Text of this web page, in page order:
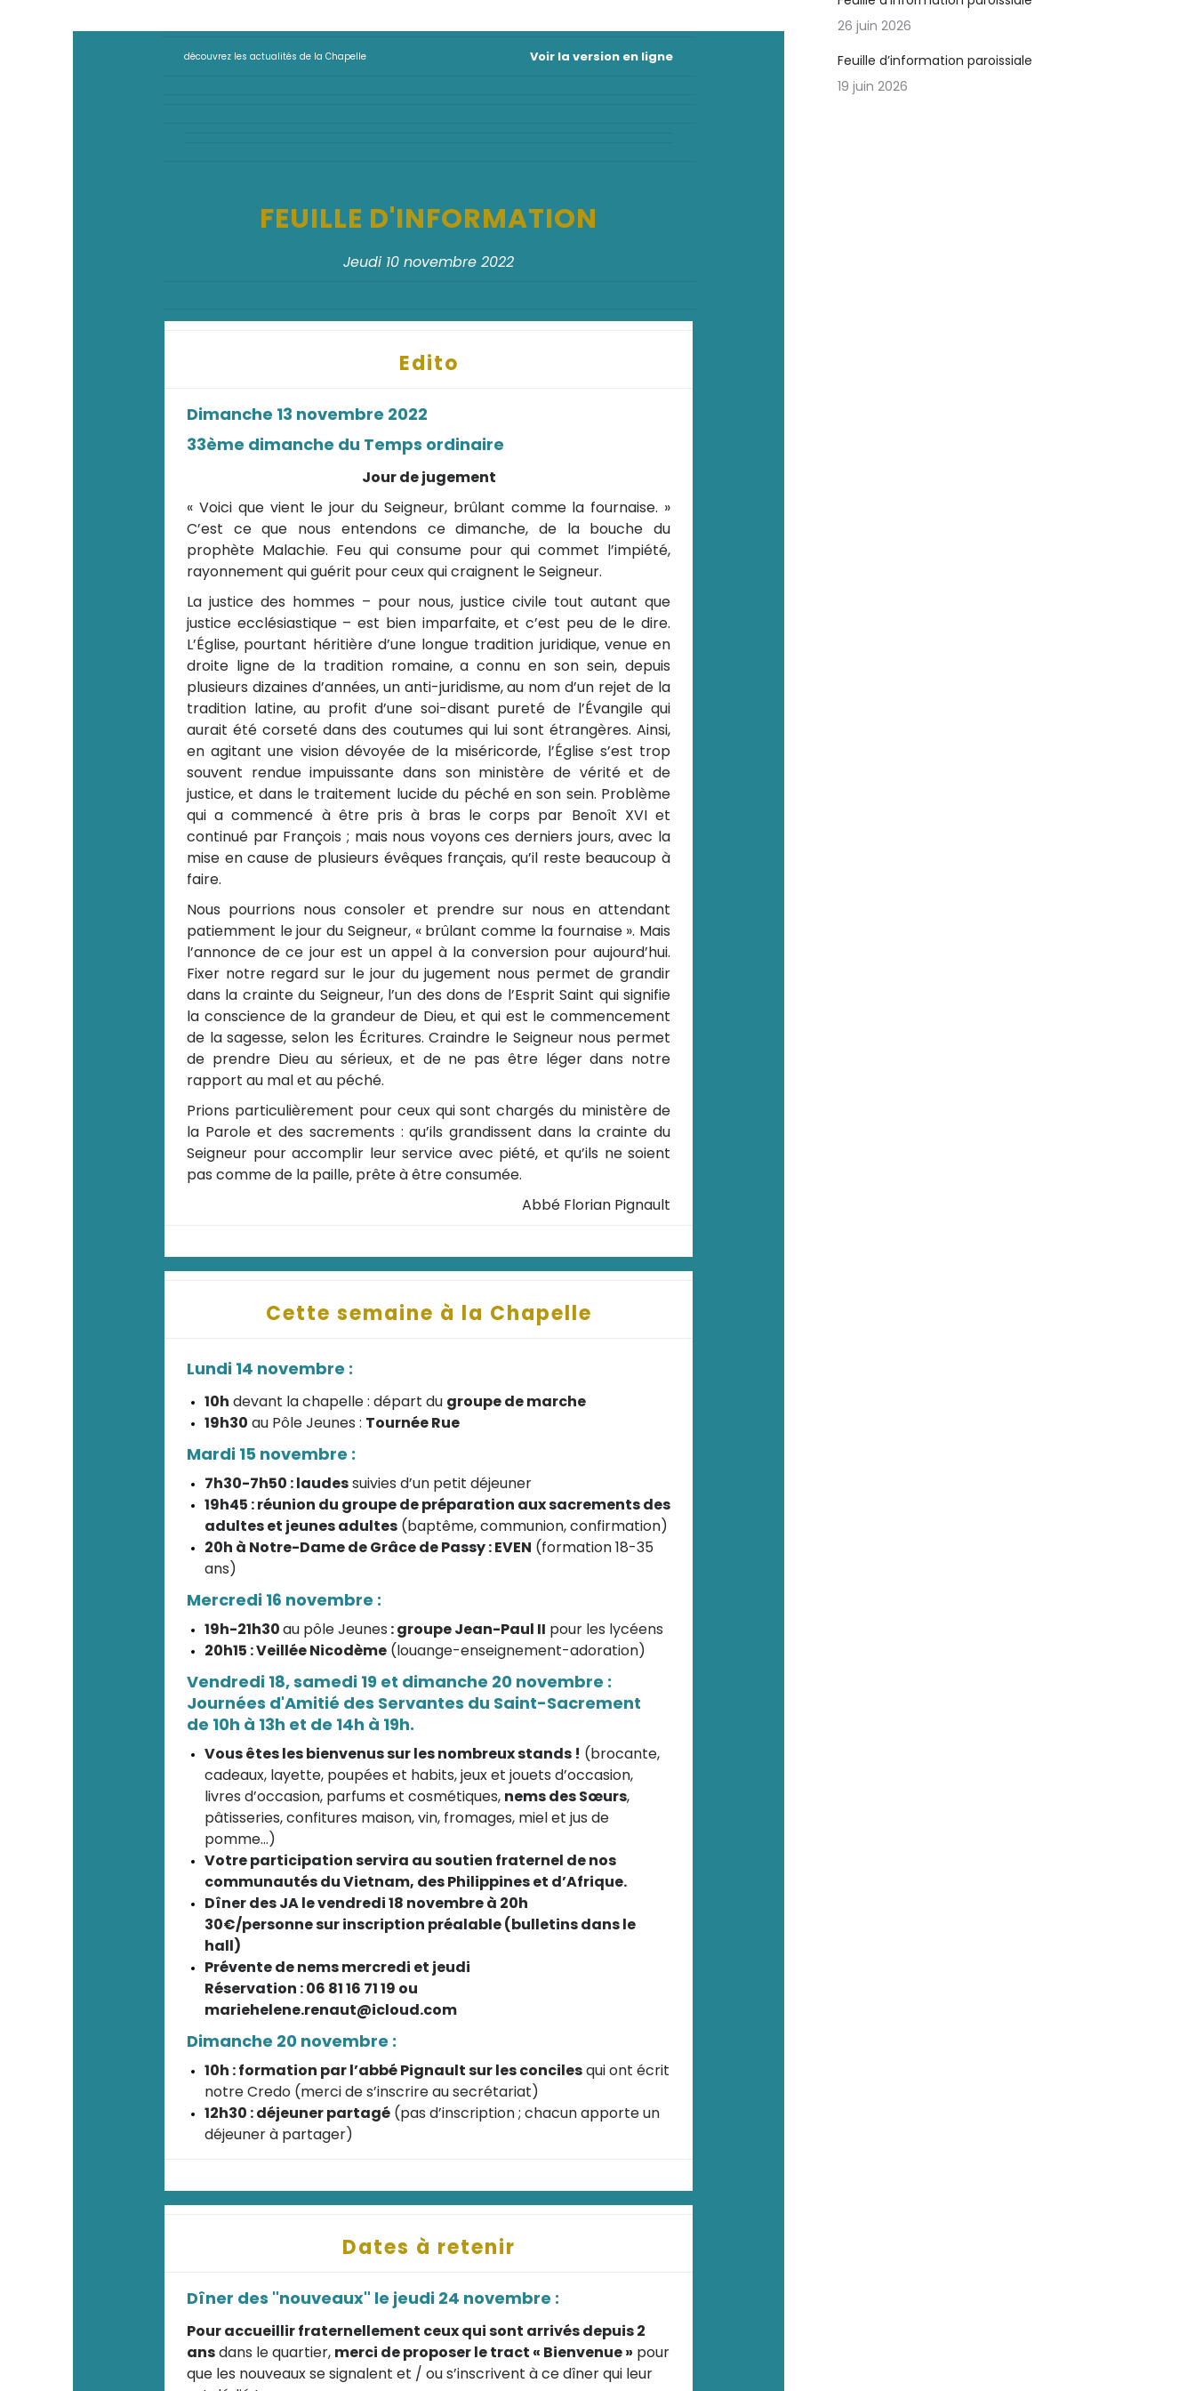
découvrez les actualités de la Chapelle Voir la version en ligne
FEUILLE D'INFORMATION
Jeudi 10 novembre 2022
Edito
Dimanche 13 novembre 2022
33ème dimanche du Temps ordinaire
Jour de jugement
« Voici que vient le jour du Seigneur, brûlant comme la fournaise. »
C’est ce que nous entendons ce dimanche, de la bouche du
prophète Malachie. Feu qui consume pour qui commet l’impiété,
rayonnement qui guérit pour ceux qui craignent le Seigneur.
La justice des hommes – pour nous, justice civile tout autant que
justice ecclésiastique – est bien imparfaite, et c’est peu de le dire.
L’Église, pourtant héritière d’une longue tradition juridique, venue en
droite ligne de la tradition romaine, a connu en son sein, depuis
plusieurs dizaines d’années, un anti-juridisme, au nom d’un rejet de la
tradition latine, au profit d’une soi-disant pureté de l’Évangile qui
aurait été corseté dans des coutumes qui lui sont étrangères. Ainsi,
en agitant une vision dévoyée de la miséricorde, l’Église s’est trop
souvent rendue impuissante dans son ministère de vérité et de
justice, et dans le traitement lucide du péché en son sein. Problème
qui a commencé à être pris à bras le corps par Benoît XVI et
continué par François ; mais nous voyons ces derniers jours, avec la
mise en cause de plusieurs évêques français, qu’il reste beaucoup à
faire.
Nous pourrions nous consoler et prendre sur nous en attendant
patiemment le jour du Seigneur, « brûlant comme la fournaise ». Mais
l’annonce de ce jour est un appel à la conversion pour aujourd’hui.
Fixer notre regard sur le jour du jugement nous permet de grandir
dans la crainte du Seigneur, l’un des dons de l’Esprit Saint qui signifie
la conscience de la grandeur de Dieu, et qui est le commencement
de la sagesse, selon les Écritures. Craindre le Seigneur nous permet
de prendre Dieu au sérieux, et de ne pas être léger dans notre
rapport au mal et au péché.
Prions particulièrement pour ceux qui sont chargés du ministère de
la Parole et des sacrements : qu’ils grandissent dans la crainte du
Seigneur pour accomplir leur service avec piété, et qu’ils ne soient
pas comme de la paille, prête à être consumée.
Abbé Florian Pignault
Cette semaine à la Chapelle
Lundi 14 novembre :
10h devant la chapelle : départ du groupe de marche
19h30 au Pôle Jeunes : Tournée Rue
Mardi 15 novembre :
7h30-7h50 : laudessuivies d’un petit déjeuner
19h45 : réunion du groupe de préparation aux sacrements des
adultes et jeunes adultes (baptême, communion, confirmation)
20h à Notre-Dame de Grâce de Passy : EVEN (formation 18-35
ans)
Mercredi 16 novembre :
19h-21h30au pôle Jeunes : groupe Jean-Paul II pour les lycéens
20h15 : Veillée Nicodème (louange-enseignement-adoration)
Vendredi 18, samedi 19 et dimanche 20 novembre :
Journées d'Amitié des Servantes du Saint-Sacrement
de 10h à 13h et de 14h à 19h.
Vous êtes les bienvenus sur les nombreux stands ! (brocante,
cadeaux, layette, poupées et habits, jeux et jouets d’occasion,
livres d’occasion, parfums et cosmétiques, nems des Sœurs,
pâtisseries, confitures maison, vin, fromages, miel et jus de
pomme…)
Votre participation servira au soutien fraternel de nos
communautés du Vietnam, des Philippines et d’Afrique.
Dîner des JA le vendredi 18 novembre à 20h
30€/personne sur inscription préalable (bulletins dans le
hall)
Prévente de nems mercredi et jeudi
Réservation : 06 81 16 71 19 ou
mariehelene.renaut@icloud.com
Dimanche 20 novembre :
10h : formation par l’abbé Pignault sur les concilesqui ont écrit
notre Credo (merci de s’inscrire au secrétariat)
12h30 : déjeuner partagé (pas d’inscription ; chacun apporte un
déjeuner à partager)
Dates à retenir
Dîner des "nouveaux" le jeudi 24 novembre :
Pour accueillir fraternellement ceux qui sont arrivés depuis 2
ansdans le quartier, merci de proposer le tract « Bienvenue » pour
que les nouveaux se signalent et / ou s’inscrivent à ce dîner qui leur
26 juin 2026
Feuille d’information paroissiale
19 juin 2026